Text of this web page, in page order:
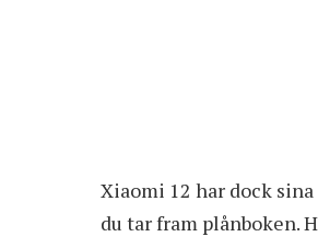
Xiaomi 12 har dock
du tar fram plånboken.